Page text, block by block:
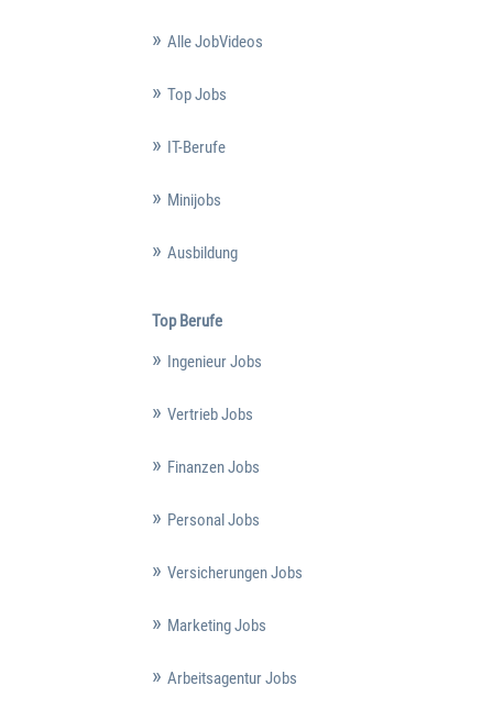
Alle JobVideos
Top Jobs
IT-Berufe
Minijobs
Ausbildung
Top Berufe
Ingenieur Jobs
Vertrieb Jobs
Finanzen Jobs
Personal Jobs
Versicherungen Jobs
Marketing Jobs
Arbeitsagentur Jobs